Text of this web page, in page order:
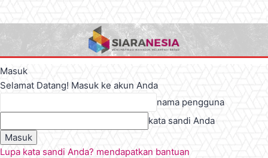
Masuk
Selamat Datang! Masuk ke akun Anda
nama pengguna
kata sandi Anda
Lupa kata sandi Anda? mendapatkan bantuan